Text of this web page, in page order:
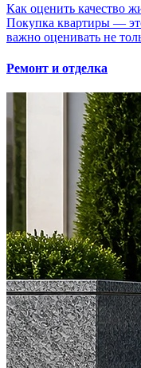
Как оценить качество
Покупка квартиры —
важно оценивать не
Ремонт и отделка